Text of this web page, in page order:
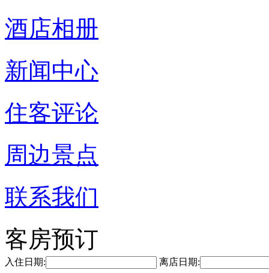
酒店相册
新闻中心
住客评论
周边景点
联系我们
客房预订
入住日期: 离店日期: